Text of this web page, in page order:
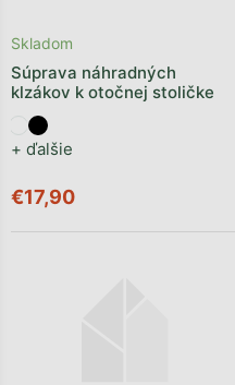
Súprava náhradných
klzákov k otočnej stoličke
+ ďalšie
Skladom
€17,90